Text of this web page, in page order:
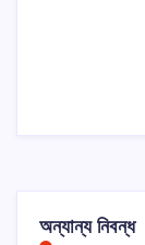
অন্যান্য নিবন্ধ